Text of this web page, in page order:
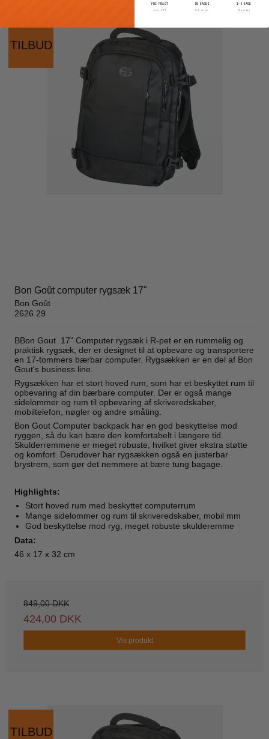
TILBUD
Bon Goût computer rygsæk 17"
Bon Goût
2626 29
BBon Gout 17" Computer rygsæk i R-pet er en rummelig og
praktisk rygsæk, der er designet til at opbevare og transportere
en 17-tommers bærbar computer. Rygsækken er en del af Bon
Gout's business line.
Rygsækken har et stort hoved rum, som har et beskyttet rum til
opbevaring af din bærbare computer. Der er også mange
sidelommer og rum til opbevaring af skriveredskaber,
mobiltelefon, nøgler og andre småting.
Bon Gout Computer backpack har en god beskyttelse mod
ryggen, så du kan bære den komfortabelt i længere tid.
Skulderremmene er meget robuste, hvilket giver ekstra støtte
og komfort. Derudover har rygsækken også en justerbar
brystrem, som gør det nemmere at bære tung bagage.
Highlights:
Stort hoved rum med beskyttet computerrum
Mange sidelommer og rum til skriveredskaber, mobil mm
God beskyttelse mod ryg, meget robuste skulderemme
Data:
46 x 17 x 32 cm
849,00 DKK
424,00 DKK
Vis produkt
TILBUD
FRI FRAGT
over 399
30 DAGES
fri retur
1–3 DAGE
levering